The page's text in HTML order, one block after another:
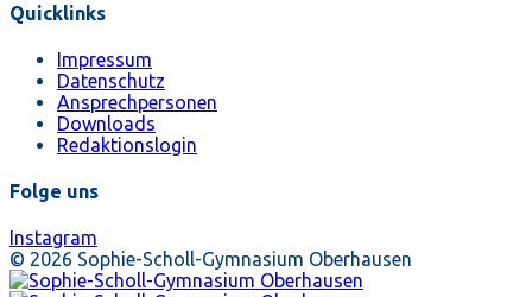
Quicklinks
Impressum
Datenschutz
Ansprechpersonen
Downloads
Redaktionslogin
Folge uns
Instagram
© 2026 Sophie-Scholl-Gymnasium Oberhausen